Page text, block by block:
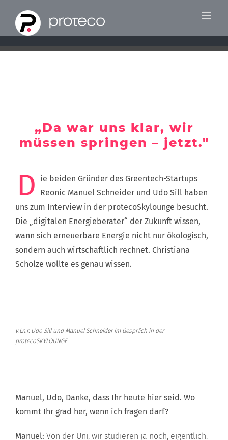
Inhalt
springen
„Da war uns klar, wir
müssen springen – jetzt."
D
ie beiden Gründer des Greentech-Startups
Reonic Manuel Schneider und Udo Sill haben
uns zum Interview in der protecoSkylounge besucht.
Die „digitalen Energieberater“ der Zukunft wissen,
wann sich erneuerbare Energie nicht nur ökologisch,
sondern auch wirtschaftlich rechnet. Christiana
Scholze wollte es genau wissen.
v.l.n.r: Udo Sill und Manuel Schneider im Gespräch in der
protecoSKYLOUNGE
Manuel, Udo, Danke, dass Ihr heute hier seid. Wo
kommt Ihr grad her, wenn ich fragen darf?
Manuel: Von der Uni, wir studieren ja noch, eigentlich.